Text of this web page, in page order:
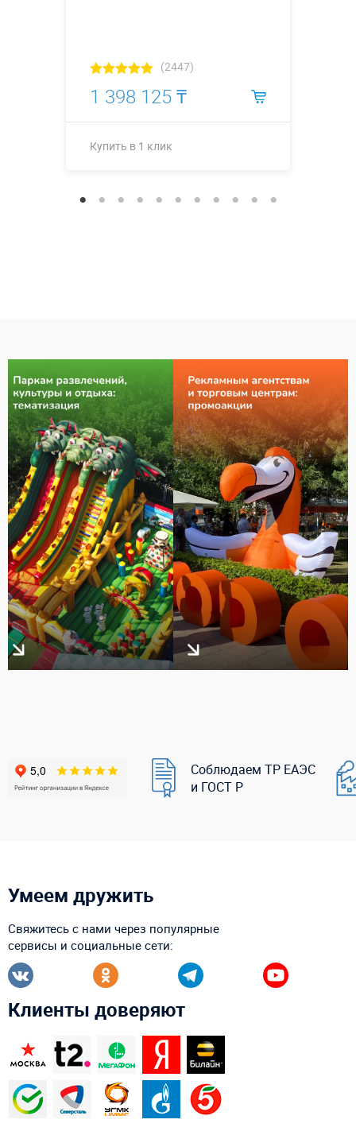
(2447)
1 398 125 ₸
Купить в 1 клик
Соблюдаем ТР ЕАЭС
и ГОСТ Р
Умеем дружить
Свяжитесь с нами через популярные
сервисы и социальные сети:
Клиенты доверяют